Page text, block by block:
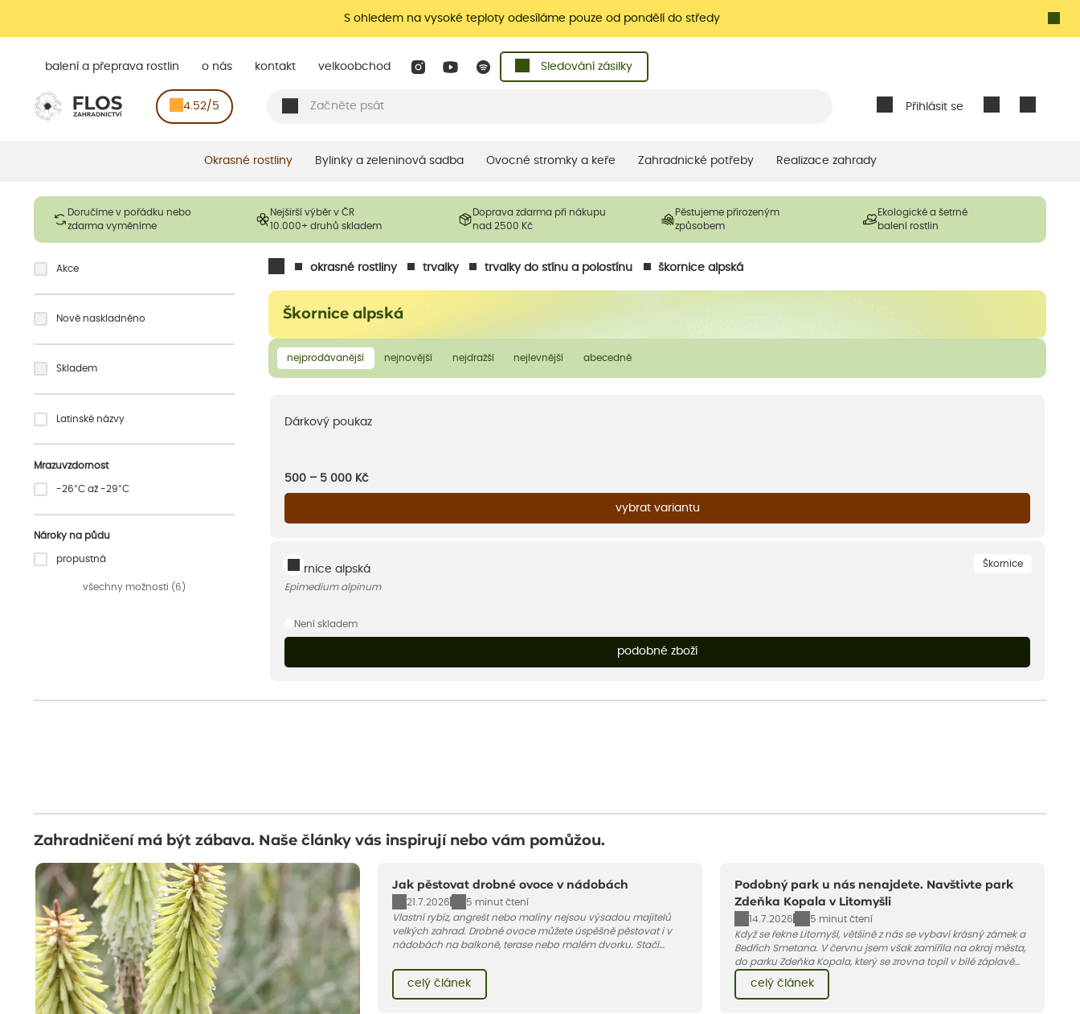
S ohledem na vysoké teploty odesíláme pouze od pondělí do středy
Přihlásit se
balení a přeprava rostlin o nás kontakt velkoobchod Sledování zásilky
4.52/5
Okrasné rostliny Bylinky a zeleninová sadba Ovocné stromky a keře Zahradnické potřeby Realizace zahrady
Doručíme v pořádku nebo
zdarma vyměníme
Nejširší výběr v ČR
10.000+ druhů skladem
Doprava zdarma při nákupu
nad 2500 Kč
Pěstujeme přirozeným
způsobem
Ekologické a šetrné
balení rostlin
okrasné rostliny trvalky trvalky do stínu a polostínu škornice alpská
Škornice alpská
nejprodávanější nejnovější nejdražší nejlevnější abecedně
Akce
Nově naskladněno
Skladem
Latinské názvy
Mrazuvzdornost
-26°C až -29°C
Nároky na půdu
propustná
všechny možnosti (6)
Dárkový poukaz
500 – 5 000 Kč
vybrat variantu
Škornice
Škornice alpská
Epimedium alpinum
Není skladem
podobné zboží
Zahradničení má být zábava. Naše články vás inspirují nebo vám pomůžou.
Jak pěstovat drobné ovoce v nádobách
21.7.2026
5 minut čtení
Vlastní rybíz, angrešt nebo maliny nejsou výsadou majitelů
velkých zahrad. Drobné ovoce můžete úspěšně pěstovat i v
nádobách na balkoně, terase nebo malém dvorku. Stačí
pár základních pravidel. V tomto článku vám poradíme, jak na
celý článek
Podobný park u nás nenajdete. Navštivte park
Zdeňka Kopala v Litomyšli
14.7.2026
5 minut čtení
Když se řekne Litomyšl, většině z nás se vybaví krásný zámek a
Bedřich Smetana. V červnu jsem však zamířila na okraj města,
do parku Zdeňka Kopala, který se zrovna topil v bílé záplavě
kvetoucích kopretin. Fotky řeknou víc než slova, přidávám k
nim pár řádků o tom, jak tento jedinečný kus krajiny vznikl.
celý článek